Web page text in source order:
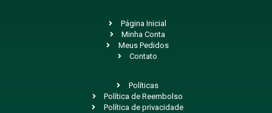
Página Inicial
Minha Conta
Meus Pedidos
Contato
Políticas
Política de Reembolso
Política de privacidade